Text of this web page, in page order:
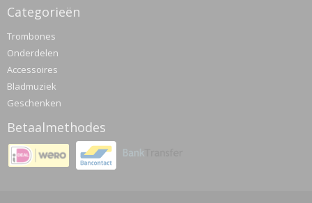
Categorieën
Trombones
Onderdelen
Accessoires
Bladmuziek
Geschenken
Betaalmethodes